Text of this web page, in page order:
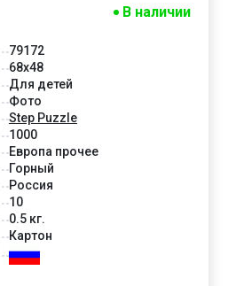
В наличии
79172
68x48
Для детей
Фото
Step Puzzle
1000
Европа прочее
Горный
Россия
10
0.5 кг.
Картон